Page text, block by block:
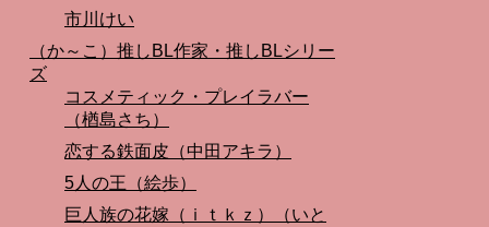
市川けい
（か～こ）推しBL作家・推しBLシリー
ズ
コスメティック・プレイラバー
（楢島さち）
恋する鉄面皮（中田アキラ）
5人の王（絵歩）
巨人族の花嫁（ｉｔｋｚ）（いと